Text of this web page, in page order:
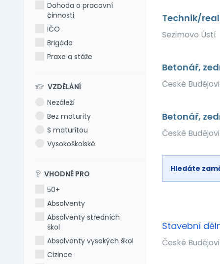
Dohoda o pracovní
činnosti
IČO
Brigáda
Praxe a stáže
VZDĚLÁNÍ
Nezáleží
Bez maturity
S maturitou
Vysokoškolské
VHODNÉ PRO
50+
Absolventy
Absolventy středních
škol
Absolventy vysokých škol
Cizince
Technik/
Sezimovo Ústí
Betonář,
České
Betonář,
České
Hledáte
Stavební
České